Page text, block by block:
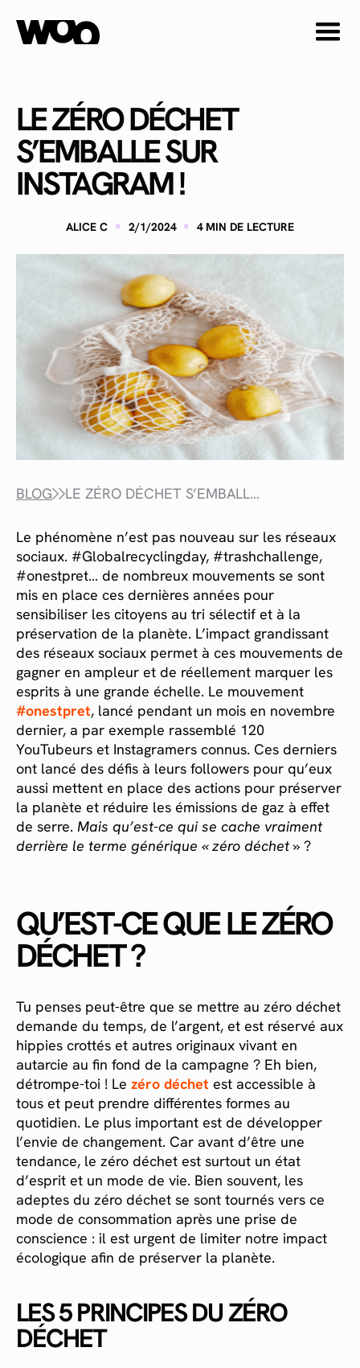
LE ZÉRO DÉCHET
S’EMBALLE SUR
INSTAGRAM !
ALICE C · 2/1/2024 · 4 MIN DE LECTURE
BLOG LE ZÉRO DÉCHET S’EMBALLE SUR INSTAGRAM !
Le phénomène n’est pas nouveau sur les réseaux
sociaux. #Globalrecyclingday, #trashchallenge,
#onestpret… de nombreux mouvements se sont
mis en place ces dernières années pour
sensibiliser les citoyens au tri sélectif et à la
préservation de la planète. L’impact grandissant
des réseaux sociaux permet à ces mouvements de
gagner en ampleur et de réellement marquer les
esprits à une grande échelle. Le mouvement
#onestpret, lancé pendant un mois en novembre
dernier, a par exemple rassemblé 120
YouTubeurs et Instagramers connus. Ces derniers
ont lancé des défis à leurs followers pour qu’eux
aussi mettent en place des actions pour préserver
la planète et réduire les émissions de gaz à effet
de serre. Mais qu’est-ce qui se cache vraiment
derrière le terme générique « zéro déchet » ?
QU’EST-CE QUE LE ZÉRO
DÉCHET ?
Tu penses peut-être que se mettre au zéro déchet
demande du temps, de l’argent, et est réservé aux
hippies crottés et autres originaux vivant en
autarcie au fin fond de la campagne ? Eh bien,
détrompe-toi ! Le zéro déchet est accessible à
tous et peut prendre différentes formes au
quotidien. Le plus important est de développer
l’envie de changement. Car avant d’être une
tendance, le zéro déchet est surtout un état
d’esprit et un mode de vie. Bien souvent, les
adeptes du zéro déchet se sont tournés vers ce
mode de consommation après une prise de
conscience : il est urgent de limiter notre impact
écologique afin de préserver la planète.
LES 5 PRINCIPES DU ZÉRO
DÉCHET